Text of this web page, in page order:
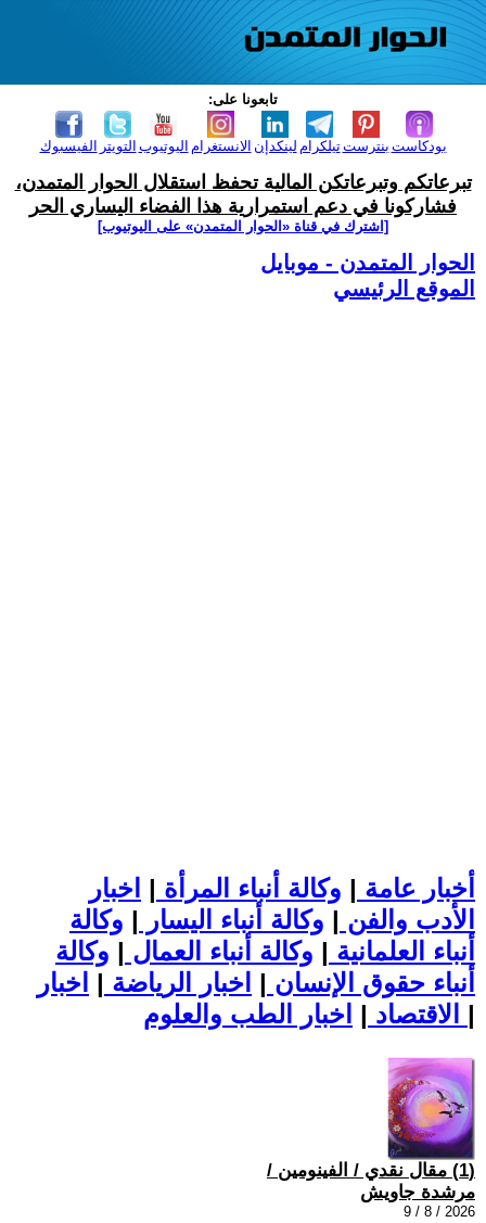
تابعونا على:
الفيسبوك التويتر اليوتيوب الانستغرام لينكدإن تيلكرامبنترست بودكاست
تبرعاتكم وتبرعاتكن المالية تحفظ استقلال الحوار المتمدن،
فشاركونا في دعم استمرارية هذا الفضاء اليساري الحر
[اشترك في قناة ‫«الحوار المتمدن» على اليوتيوب]
الحوار المتمدن - موبايل
الموقع الرئيسي
أخبار عامة | وكالة أنباء المرأة | اخبار
الأدب والفن | وكالة أنباء اليسار | وكالة
أنباء العلمانية | وكالة أنباء العمال | وكالة
أنباء حقوق الإنسان | اخبار الرياضة | اخبار
الاقتصاد | |
(1) مقال نقدي / الفينومين /
مرشدة جاويش
2026 / 8 / 9